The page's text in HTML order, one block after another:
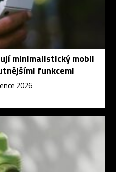
minimalistický mobil
funkcemi
2026